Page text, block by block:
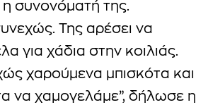
η συνονόματή της.
Της αρέσει να
για χάδια στην κοιλιάς.
χαρούμενα μπισκότα και
να χαμογελάμε”, δήλωσε η